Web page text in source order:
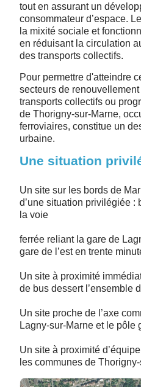
tout en assurant un
consommateur d’espace.
la mixité sociale et
en réduisant la circulation
des transports collectifs.
Pour permettre d'atteindre
secteurs de
transports collectifs ou
de Thorigny-sur-Marne,
ferroviaires, constitue un
urbaine.
Une situation
Un site sur les bords de
d’une situation privilégiée :
la voie
ferrée reliant la gare de
gare de l’est en trente
Un site à proximité
de bus dessert l’ensemble
Un site proche de l’axe
Lagny-sur-Marne et le pôle
Un site à proximité
les communes de